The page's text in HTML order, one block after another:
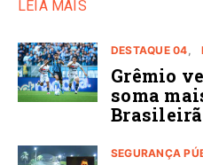
LEIA MAIS
DESTAQUE 04
Grêmio
soma
SEGURANÇA